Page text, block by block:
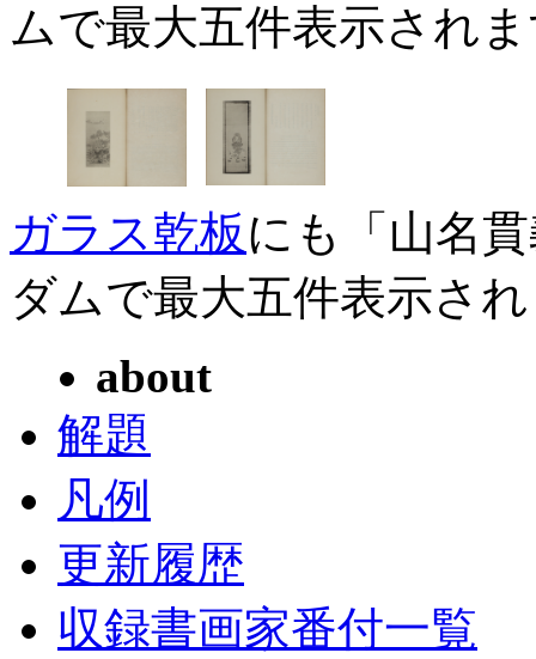
ムで最大五件表示され
ガラス乾板にも「山名
ダムで最大五件表示さ
about
解題
凡例
更新履歴
収録書画家番付一覧